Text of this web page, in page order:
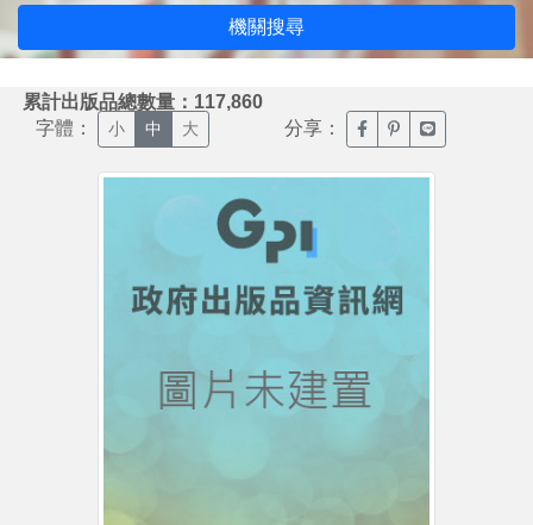
機關搜尋
累計出版品總數量：117,860
字體： 小 中 大 分享： 臉書分享(另開新視窗)
噗浪分享(另開新
Line分享(另